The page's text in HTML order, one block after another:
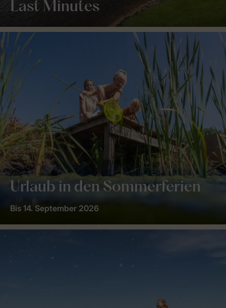
Last Minutes
Urlaub in den Sommerferien
Bis 14. September 2026